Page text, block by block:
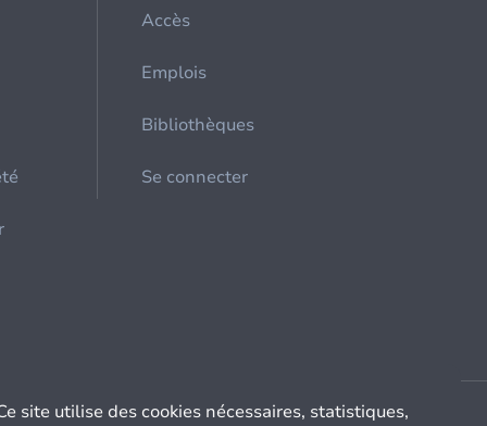
Accès
Emplois
Bibliothèques
Se connecter
site utilise des cookies nécessaires, statistiques,